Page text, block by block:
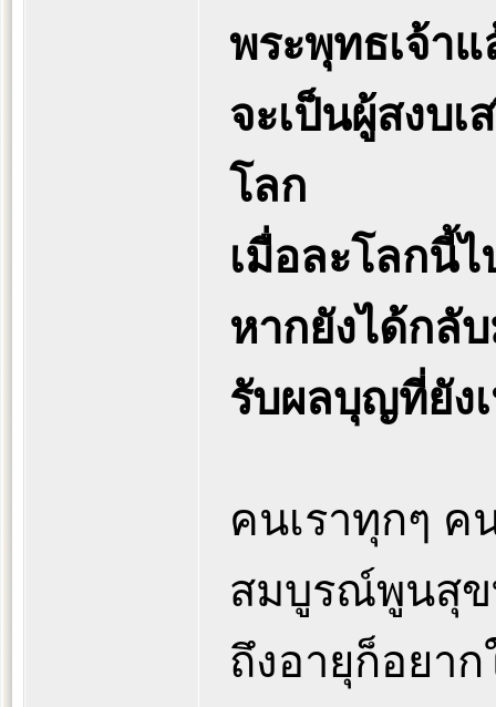
พระพุทธเจ้าแ
จะเป็นผู้สงบเ
โลก
เมื่อละโลกนี้
หากยังได้กลั
รับผลบุญที่ยัง
คนเราทุกๆ ค
สมบูรณ์พูนสุข
ถึงอายุก็อยา